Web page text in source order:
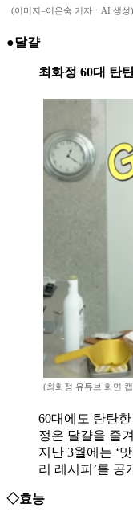
(이미지=이은숙 기자ㆍAI 생성)
●달걀
최화정 60대 탄
(최화정 유튜브 화면
60대에도 탄탄
정은 달걀을 즐
지난 3월에는 ‘
리 레시피’를 공
◇효능